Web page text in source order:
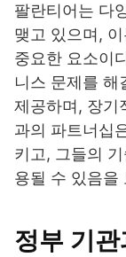
팔란티어는 다
맺고 있으며,
중요한 요소이
니스 문제를 해
제공하며, 장기
과의 파트너십
키고, 그들의
용될 수 있음을
정부 기